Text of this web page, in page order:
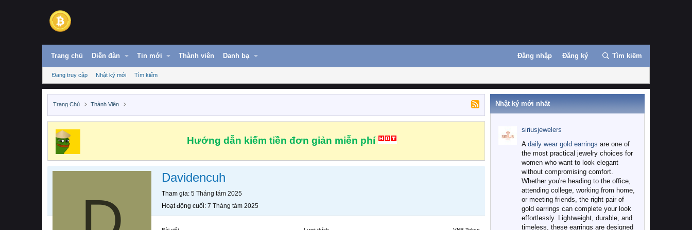
Trang chủ Diễn đàn Tin mới Thành viên Danh bạ Đăng nhập Đăng ký Tìm kiếm
Đang truy cập Nhật ký mới Tìm kiếm
Trang Chủ Thành Viên
Hướng dẫn kiếm tiền đơn giản miễn phí
Davidencuh
Tham gia 5 Tháng tám 2025
Hoạt động cuối 7 Tháng tám 2025
Nhật ký mới nhất
siriusjewelers
A daily wear gold earrings are one of
the most practical jewelry choices for
women who want to look elegant
without compromising comfort.
Whether you're heading to the office,
attending college, working from home,
or meeting friends, the right pair of
gold earrings can complete your look
effortlessly. Lightweight, durable, and
timeless, these earrings are designed